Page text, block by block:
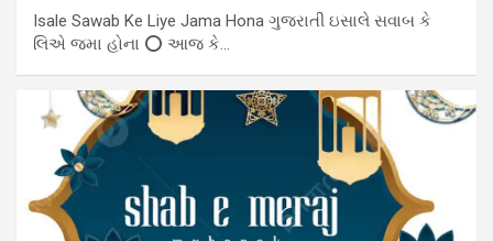
Isale Sawab Ke Liye Jama Hona ગુજરાતી ઇસાલે સવાબ કે
લિએ જમા હોના ⭕ આજ કે…